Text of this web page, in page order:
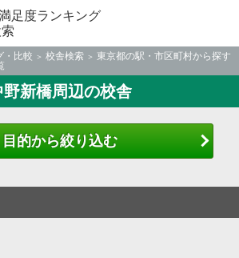
足度ランキング
・比較 校舎検索
東京都の駅・市区町村から探す
野新橋周辺の校舎
目的から絞り込む